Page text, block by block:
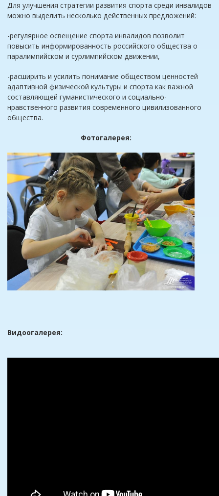
Для улучшения стратегии развития спорта среди инвалидов
можно выделить несколько действенных предложений:
-регулярное освещение спорта инвалидов позволит
повысить информированность российского общества о
паралимпийском и сурлимпийском движении,
-расширить и усилить понимание обществом ценностей
адаптивной физической культуры и спорта как важной
составляющей гуманистического и социально-
нравственного развития современного цивилизованного
общества.
Фотогалерея:
Видоогалерея: